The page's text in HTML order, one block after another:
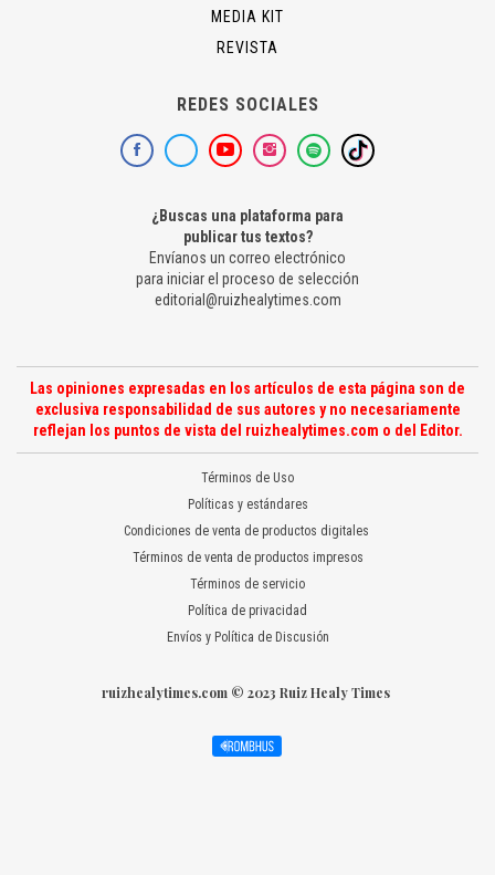
MEDIA KIT
REVISTA
REDES SOCIALES
¿Buscas una plataforma para
publicar tus textos?
Envíanos un correo electrónico
para iniciar el proceso de selección
editorial@ruizhealytimes.com
Las opiniones expresadas en los artículos de esta página son de
exclusiva responsabilidad de sus autores y no necesariamente
reflejan los puntos de vista del ruizhealytimes.com o del Editor.
Términos de Uso
Políticas y estándares
Condiciones de venta de productos digitales
Términos de venta de productos impresos
Términos de servicio
Política de privacidad
Envíos y Política de Discusión
ruizhealytimes.com © 2023 Ruiz Healy Times